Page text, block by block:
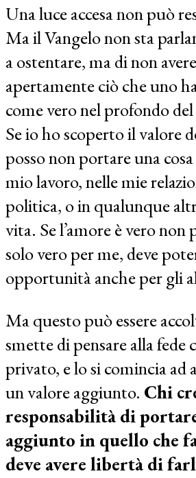
Una luce accesa non può
Ma il Vangelo non sta
a ostentare, ma di non
apertamente ciò che uno
come vero nel profondo
Se io ho scoperto il valore
posso non portare una
mio lavoro, nelle mie
politica, o in qualunque
vita. Se l’amore è vero
solo vero per me, deve
opportunità anche per gli
Ma questo può essere
smette di pensare alla fede
privato, e lo si comincia ad
un valore aggiunto. Chi
responsabilità di
aggiunto in quello che
deve avere libertà di